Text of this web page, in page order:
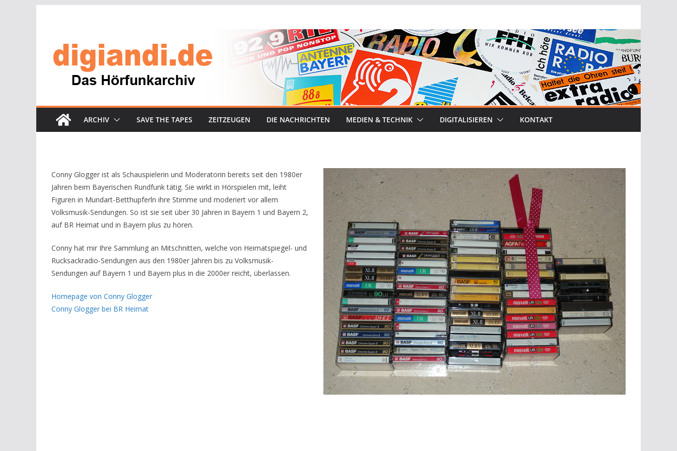
ARCHIV SAVE THE TAPES ZEITZEUGEN DIE NACHRICHTEN MEDIEN & TECHNIK DIGITALISIEREN KONTAKT
Conny Glogger ist als Schauspielerin und Moderatorin bereits seit den 1980er
Jahren beim Bayerischen Rundfunk tätig. Sie wirkt in Hörspielen mit, leiht
Figuren in Mundart-Betthupferln ihre Stimme und moderiert vor allem
Volksmusik-Sendungen. So ist sie seit über 30 Jahren in Bayern 1 und Bayern 2,
auf BR Heimat und in Bayern plus zu hören.
Conny hat mir Ihre Sammlung an Mitschnitten, welche von Heimatspiegel- und
Rucksackradio-Sendungen aus den 1980er Jahren bis zu Volksmusik-
Sendungen auf Bayern 1 und Bayern plus in die 2000er reicht, überlassen.
Homepage von Conny Glogger
Conny Glogger bei BR Heimat